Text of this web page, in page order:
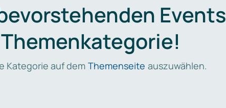
Events
Kategorie auf dem Themenseite auszuwählen.